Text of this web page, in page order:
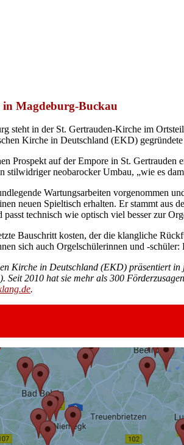
in Magdeburg-Buckau
steht in der St. Gertrauden-Kirche im
Kirche in Deutschland (EKD)
Prospekt auf der Empore in St.
stilwidriger neobarocker Umbau, „wie es
Wartungsarbeiten vorgenommen
neuen Spieltisch erhalten. Er stammt aus
passt technisch wie optisch viel besser zur
Bauschritt kosten, der die klangliche
sich auch Orgelschülerinnen und -
Kirche in Deutschland (EKD) präsentiert
Seit 2010 hat sie mehr als 300
.